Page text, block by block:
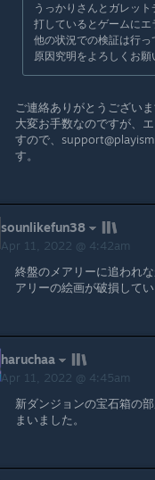
うっかりさんとガレッ
打しているとゲームにエ
他の状況での検証は行っ
原因究明をよろしくお願
ご連絡ありがとうござい
大変お手数なのですが、
すので、
す。
sounlikefun38
Apr 11, 2022 @ 4:42am
終盤のメアリーに追われ
アリーの絵画が破損してい
haruchaa
Apr 11, 2022 @ 4:45am
新ダンジョンの宝石箱の
まいました。